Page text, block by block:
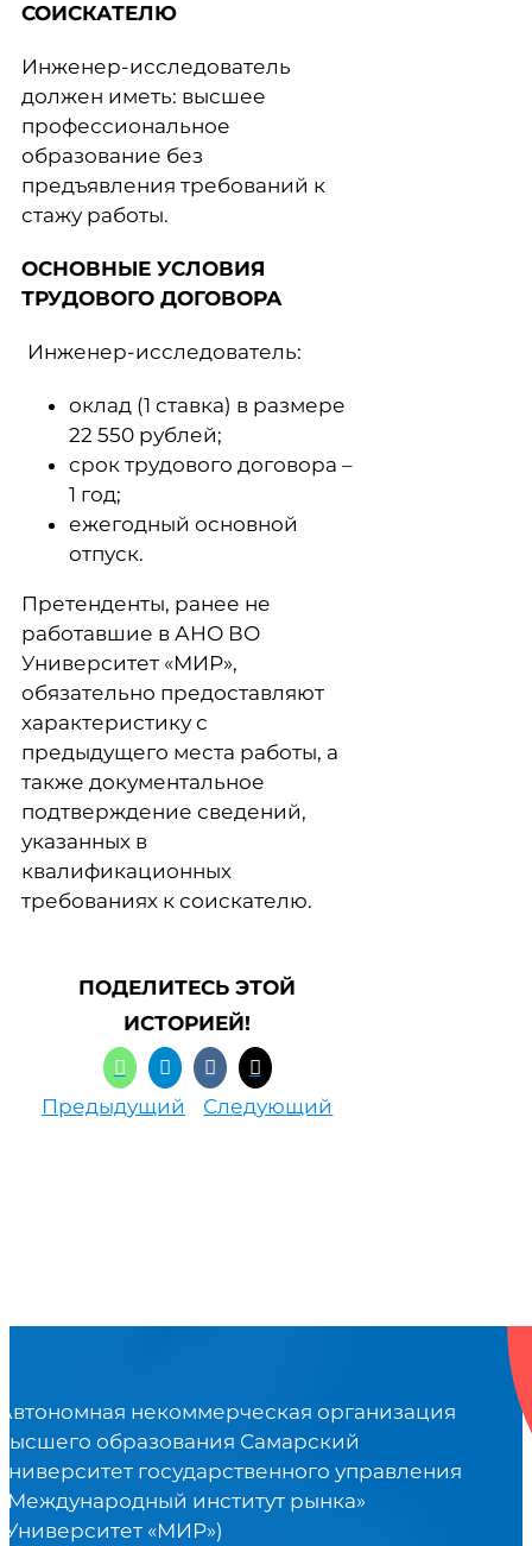
СОИСКАТЕЛЮ
Инженер-исследователь
должен иметь: высшее
профессиональное
образование без
предъявления требований к
стажу работы.
ОСНОВНЫЕ УСЛОВИЯ
ТРУДОВОГО ДОГОВОРА
Инженер-исследователь:
оклад (1 ставка) в размере
22 550 рублей;
срок трудового договора –
1 год;
ежегодный основной
отпуск.
Претенденты, ранее не
работавшие в АНО ВО
Университет «МИР»,
обязательно предоставляют
характеристику с
предыдущего места работы, а
также документальное
подтверждение сведений,
указанных в
квалификационных
требованиях к соискателю.
ПОДЕЛИТЕСЬ ЭТОЙ
ИСТОРИЕЙ!
Предыдущий Следующий
некоммерческая организация
образования Самарский
государственного управления
институт рынка»
«МИР»)